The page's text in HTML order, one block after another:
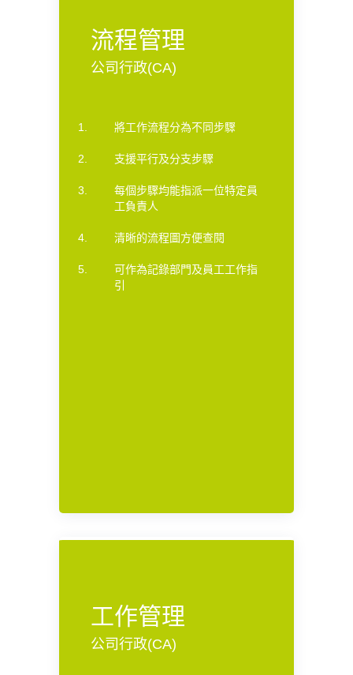
流程管理
公司行政(CA)
將工作流程分為不同步驟
支援平行及分支步驟
每個步驟均能指派一位特定員
工負責人
清晰的流程圖方便查閱
可作為記錄部門及員工工作指
引
工作管理
公司行政(CA)